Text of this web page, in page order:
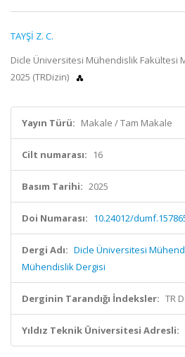
TAYŞİ Z. C.
Dicle Üniversitesi Mühendislik Fakültesi
2025 (TRDizin)
Yayın Türü: Makale / Tam Makale
Cilt numarası: 16
Basım Tarihi: 2025
Doi Numarası: 10.24012/
Dergi Adı: Dicle Üniversitesi
Mühendislik Dergisi
Derginin Tarandığı İndeksler: TR
Yıldız Teknik Üniversitesi Adresli: